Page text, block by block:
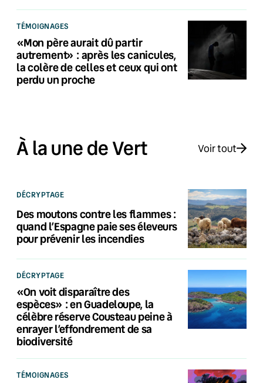
TÉMOIGNAGES
«Mon père aurait dû partir
autrement» : après les canicules,
la colère de celles et ceux qui ont
perdu un proche
À la une de Vert Voir tout
DÉCRYPTAGE
Des moutons contre les flammes :
quand l’Espagne paie ses éleveurs
pour prévenir les incendies
DÉCRYPTAGE
«On voit disparaître des
espèces» : en Guadeloupe, la
célèbre réserve Cousteau peine à
enrayer l’effondrement de sa
biodiversité
TÉMOIGNAGES